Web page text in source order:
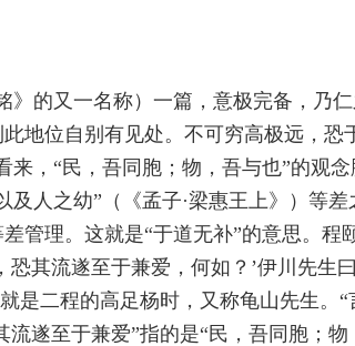
》的又一名称）一篇，意极完备，乃
地位自别有见处。不可穷高极远，恐
来，“民，吾同胞；物，吾与也”的观
及人之幼”（《孟子·梁惠王上》）等
管理。这就是“于道无补”的意思。程
恐其流遂至于兼爱，何如？’伊川先生
是二程的高足杨时，又称龟山先生。
流遂至于兼爱”指的是“民，吾同胞；物